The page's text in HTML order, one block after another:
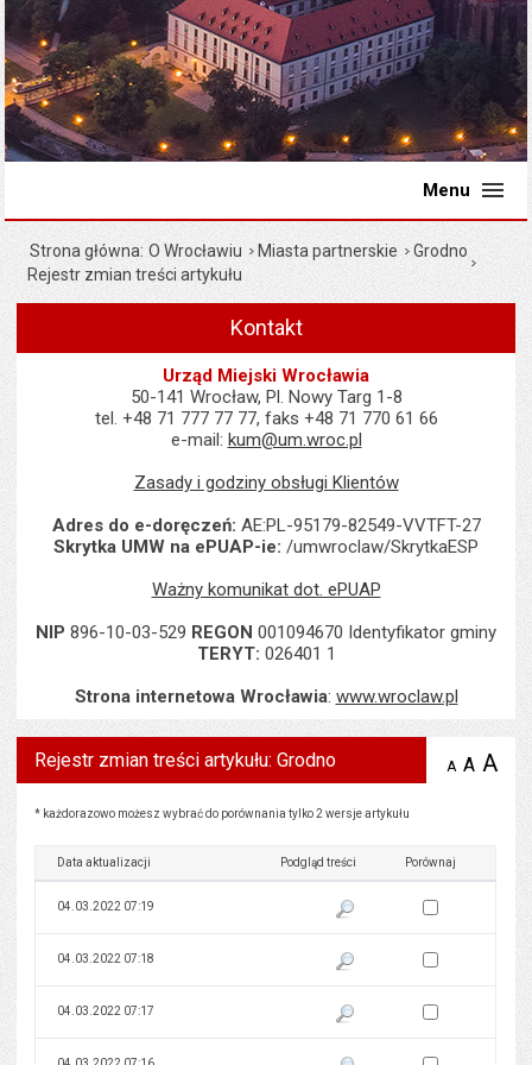
Menu
Strona główna O Wrocławiu Miasta partnerskie
Grodno
Rejestr zmian treści artykułu
Kontakt
Urząd Miejski Wrocławia
50-141 Wrocław, Pl. Nowy Targ 1-8
tel. +48 71 777 77 77, faks +48 71 770 61 66
e-mail: kum@um.wroc.pl
Zasady i godziny obsługi Klientów
Adres do e-doręczeń: AE:PL-95179-82549-VVTFT-27
Skrytka UMW na ePUAP-ie: /umwroclaw/SkrytkaESP
Ważny komunikat dot. ePUAP
NIP 896-10-03-529 REGON 001094670 Identyfikator gminy
TERYT: 026401 1
Strona internetowa Wrocławia: www.wroclaw.pl
Rejestr zmian treści artykułu: Grodno A zmniejsz
A A
Rejestr zmian treści artykułu: Grodno
* każdorazowo możesz wybrać do porównania tylko 2 wersje artykułu
Data aktualizacji Podgląd treści Porównaj
04.03.2022 07:19 Pokaż podgląd wersji z dnia
Zaznacz wersję do
04.03.2022 07:18 Pokaż podgląd wersji z dnia
Zaznacz wersję do
04.03.2022 07:17 Pokaż podgląd wersji z dnia
Zaznacz wersję do
Zaznacz wersję do